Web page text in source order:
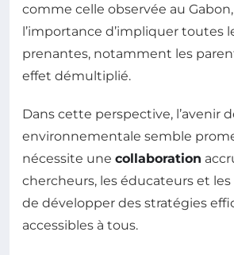
comme celle observée au
l’importance d’impliquer toutes
prenantes, notamment les
effet démultiplié.
Dans cette perspective, l’avenir
environnementale semble
nécessite une collaboration
chercheurs, les éducateurs et
de développer des stratégies
accessibles à tous.